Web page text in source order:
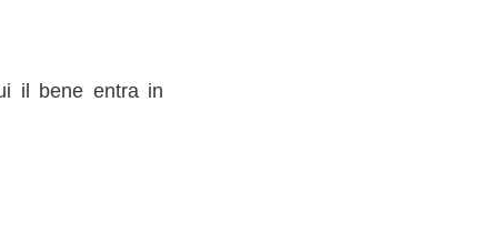
il bene entra in